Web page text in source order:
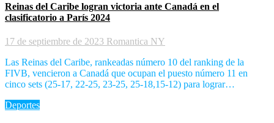
Reinas del Caribe logran victoria ante Canadá en el
clasificatorio a París 2024
17 de septiembre de 2023 Romantica NY
Las Reinas del Caribe, rankeadas número 10 del ranking de la
FIVB, vencieron a Canadá que ocupan el puesto número 11 en
cinco sets (25-17, 22-25, 23-25, 25-18,15-12) para lograr…
Deportes